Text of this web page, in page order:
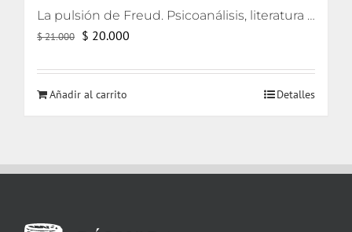
La pulsión de Freud. Psicoanálisis, literatura y cine
$21.000 El
original
era:
$ 20.000
actual
Añadir al carrito Detalles